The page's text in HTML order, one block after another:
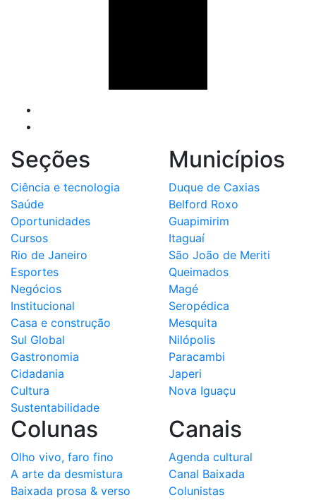
Seções
Ciência e tecnologia
Saúde
Oportunidades
Cursos
Rio de Janeiro
Esportes
Negócios
Institucional
Casa e construção
Sul Global
Gastronomia
Cidadania
Cultura
Sustentabilidade
Municípios
Duque de Caxias
Belford Roxo
Guapimirim
Itaguaí
São João de Meriti
Queimados
Magé
Seropédica
Mesquita
Nilópolis
Paracambi
Japeri
Nova Iguaçu
Colunas
Olho vivo, faro fino
A arte da desmistura
Baixada prosa & verso
Canais
Agenda cultural
Canal Baixada
Colunistas